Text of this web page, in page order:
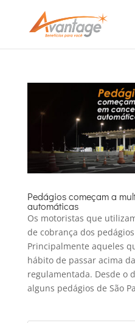
Pedágios começam a
automáticas
Os motoristas que
de cobrança dos
Principalmente aqueles
hábito de passar acima
regulamentada. Desde o
alguns pedágios de São